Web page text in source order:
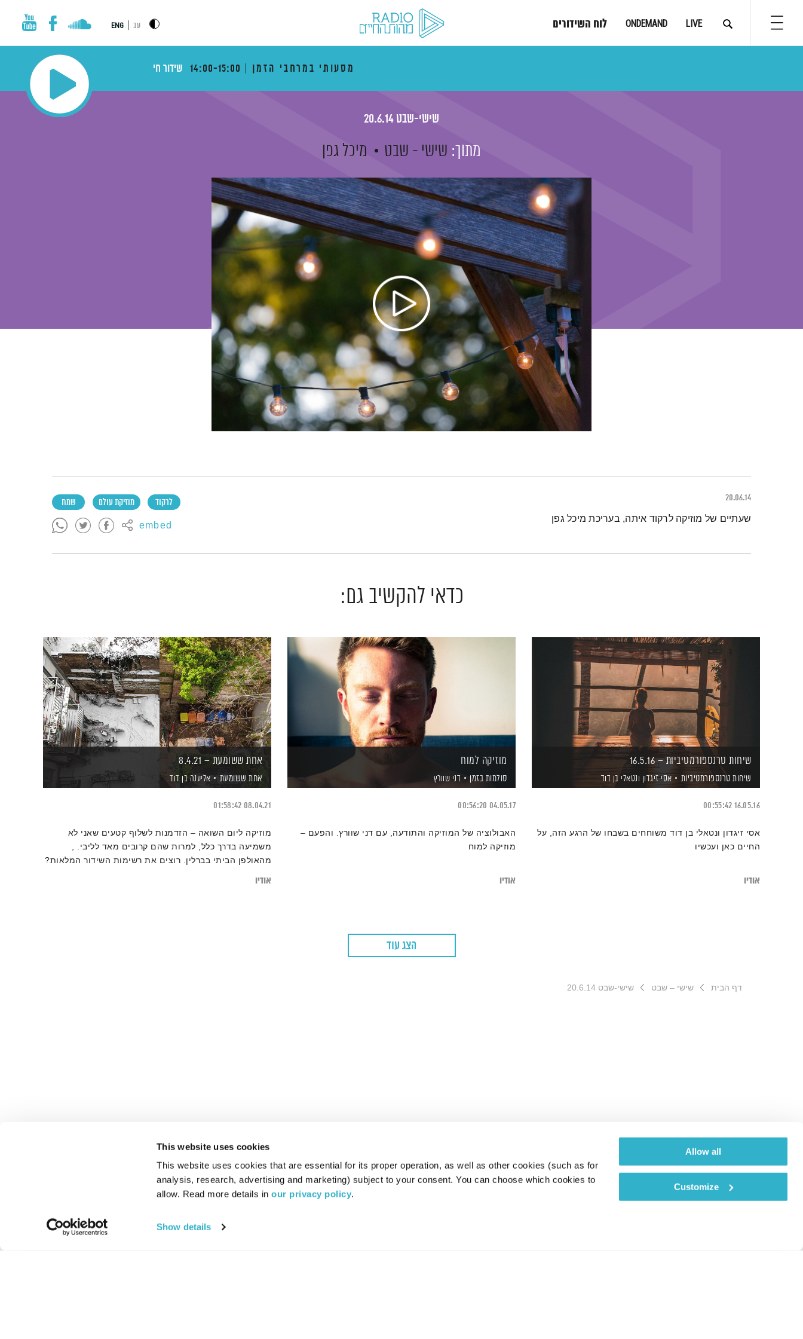
This website uses cookies
This website uses cookies that are essential for its proper operation, as well as other cookies (such as for
analysis, research, advertising and marketing) subject to your consent. You can choose which cookies to
allow. Read more details in our privacy policy.
Show details
Allow all
Customize
LIVE
ONDEMAND לוח השידורים עב ENG
מסעותי במרחבי הזמן 14:00-15:00 שידור חי
שישי-שבט 20.6.14
מתוך: שישי - שבט מיכל גפן
20.06.14 לרקוד מוזיקת עולם שמח
embed תמצית הפודקאסט
שעתיים של מוזיקה לרקוד איתה, בעריכת מיכל גפן
כדאי להקשיב גם:
שיחות טרנספורמטיביות – 16.5.16
שיחות טרנספורמטיביות אסי זיגדון ונטאלי בן דוד
16.05.16
00:55:42
אסי זיגדון ונטאלי בן דוד משוחחים בשבחו של הרגע הזה, על
החיים כאן ועכשיו
אודיו
מוזיקה למוח
סולמות בזמן דני שוורץ
04.05.17
00:56:20
האבולוציה של המוזיקה והתודעה, עם דני שוורץ. והפעם –
מוזיקה למוח
אודיו
אחת ששומעת – 8.4.21
אחת ששומעת אליענה בן דוד
08.04.21
01:58:42
מוזיקה ליום השואה – הזדמנות לשלוף קטעים שאני לא
משמיעה בדרך כלל, למרות שהם קרובים מאד לליבי. ,
מהאולפן הביתי בברלין. רוצים את רשימות השידור המלאות?
אודיו
הצג עוד
דף הבית שישי – שבט שישי-שבט 20.6.14